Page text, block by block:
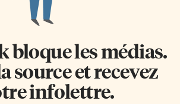
bloque les médias.
source et recevez
infolettre.